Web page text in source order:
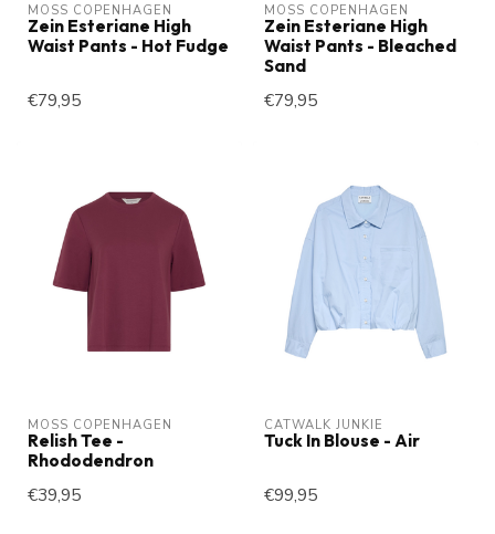
MOSS COPENHAGEN
Zein Esteriane High
Waist Pants - Hot Fudge
€79,95
MOSS COPENHAGEN
Zein Esteriane High
Waist Pants - Bleached
Sand
€79,95
MOSS COPENHAGEN
Relish Tee -
Rhododendron
€39,95
CATWALK JUNKIE
Tuck In Blouse - Air
€99,95